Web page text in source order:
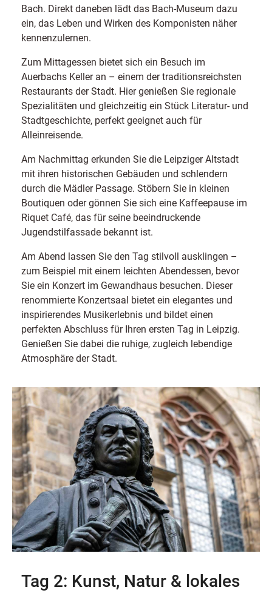
Bach. Direkt daneben lädt das Bach-Museum dazu
ein, das Leben und Wirken des Komponisten näher
kennenzulernen.
Zum Mittagessen bietet sich ein Besuch im
Auerbachs Keller an – einem der traditionsreichsten
Restaurants der Stadt. Hier genießen Sie regionale
Spezialitäten und gleichzeitig ein Stück Literatur- und
Stadtgeschichte, perfekt geeignet auch für
Alleinreisende.
Am Nachmittag erkunden Sie die Leipziger Altstadt
mit ihren historischen Gebäuden und schlendern
durch die Mädler Passage. Stöbern Sie in kleinen
Boutiquen oder gönnen Sie sich eine Kaffeepause im
Riquet Café, das für seine beeindruckende
Jugendstilfassade bekannt ist.
Am Abend lassen Sie den Tag stilvoll ausklingen –
zum Beispiel mit einem leichten Abendessen, bevor
Sie ein Konzert im Gewandhaus besuchen. Dieser
renommierte Konzertsaal bietet ein elegantes und
inspirierendes Musikerlebnis und bildet einen
perfekten Abschluss für Ihren ersten Tag in Leipzig.
Genießen Sie dabei die ruhige, zugleich lebendige
Atmosphäre der Stadt.
Tag 2: Kunst, Natur & lokales